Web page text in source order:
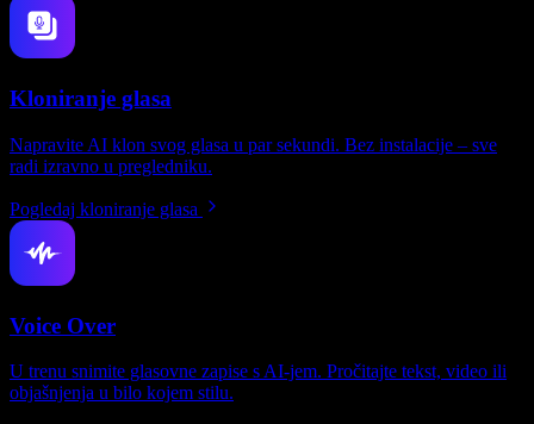
Kloniranje glasa
Napravite AI klon svog glasa u par sekundi. Bez instalacije – sve
radi izravno u pregledniku.
Pogledaj kloniranje glasa
Voice Over
U trenu snimite glasovne zapise s AI-jem. Pročitajte tekst, video ili
objašnjenja u bilo kojem stilu.